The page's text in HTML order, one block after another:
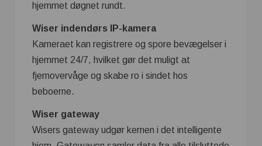
hjemmet døgnet rundt.
Wiser indendørs IP-kamera
Kameraet kan registrere og spore bevægelser i
hjemmet 24/7, hvilket gør det muligt at
fjernovervåge og skabe ro i sindet hos
beboerne.
Wiser gateway
Wisers gateway udgør kernen i det intelligente